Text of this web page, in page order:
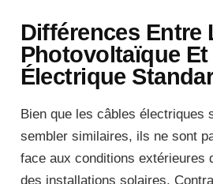
Différences Entre
Photovoltaïque Et
Électrique
Bien que les câbles électriques
sembler similaires, ils ne sont
face aux conditions extérieures
des installations solaires.